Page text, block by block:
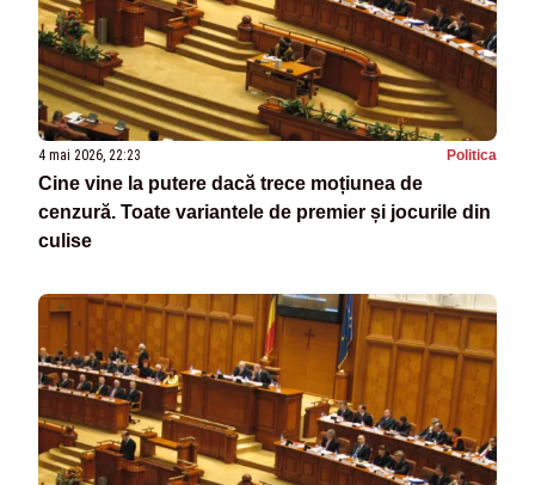
4 mai 2026, 22:23 Politica
Cine vine la putere dacă trece moțiunea de
cenzură. Toate variantele de premier și jocurile din
culise